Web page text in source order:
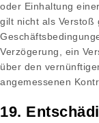
oder Einhaltung
gilt nicht als Verstoß
Verzögerung, ein
über den
angemessenen
19.